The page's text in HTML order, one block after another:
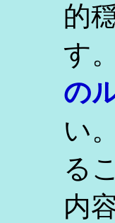
的
す
の
い
る
内